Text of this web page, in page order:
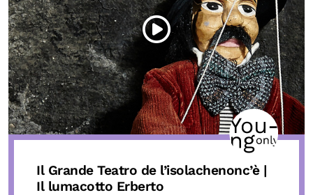
Il Grande Teatro de l’isolachenonc’è |
Il lumacotto Erberto